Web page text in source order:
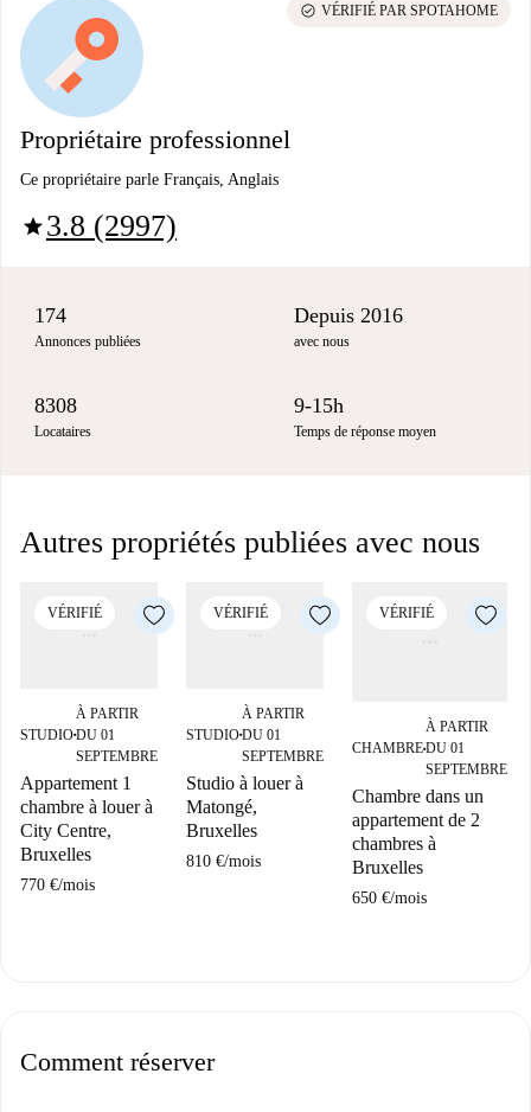
Propriétaire professionnel
Ce propriétaire parle Français, Anglais
star3.8 (2997)
check_circle VÉRIFIÉ PAR SPOTAHOME
174
Annonces publiées
Depuis 2016
avec nous
8308
Locataires
9-15h
Temps de réponse moyen
Autres propriétés publiées avec nous
VÉRIFIÉ
STUDIO■
À PARTIR
DU 01
SEPTEMBRE
Appartement 1
chambre à louer à
City Centre,
Bruxelles
770 €/mois
VÉRIFIÉ
STUDIO■
À PARTIR
DU 01
SEPTEMBRE
Studio à louer à
Matongé,
Bruxelles
810 €/mois
VÉRIFIÉ
CHAMBRE■
À PARTIR
DU 01
SEPTEMBRE
Chambre dans un
appartement de 2
chambres à
Bruxelles
650 €/mois
Comment réserver